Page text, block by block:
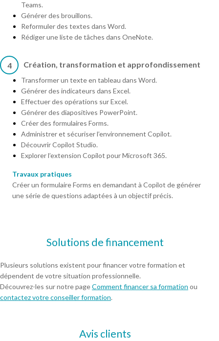
Teams.
Générer des brouillons.
Reformuler des textes dans Word.
Rédiger une liste de tâches dans OneNote.
4 Création, transformation et approfondissement
Transformer un texte en tableau dans Word.
Générer des indicateurs dans Excel.
Effectuer des opérations sur Excel.
Générer des diapositives PowerPoint.
Créer des formulaires Forms.
Administrer et sécuriser l’environnement Copilot.
Découvrir Copilot Studio.
Explorer l’extension Copilot pour Microsoft 365.
Travaux pratiques
Créer un formulaire Forms en demandant à Copilot de générer
une série de questions adaptées à un objectif précis.
Solutions de financement
Plusieurs solutions existent pour financer votre formation et
dépendent de votre situation professionnelle.
Découvrez-les sur notre pageComment financer sa formation ou
contactez votre conseiller formation.
Avis clients